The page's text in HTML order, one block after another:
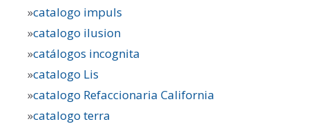
»catalogo impuls
»catalogo ilusion
»catálogos incognita
»catalogo Lis
»catalogo Refaccionaria California
»catalogo terra